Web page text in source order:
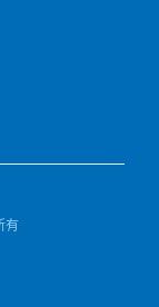
有